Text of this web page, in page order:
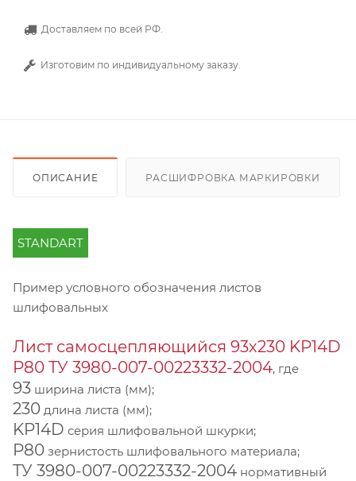
Доставляем по всей РФ.
Изготовим по индивидуальному заказу.
ОПИСАНИЕ РАСШИФРОВКА МАРКИРОВКИ
STANDART
Пример условного обозначения листов
шлифовальных
Лист самосцепляющийся 93х230 KP14D
Р80 ТУ 3980-007-00223332-2004, где
93 ширина листа (мм);
230 длина листа (мм);
KP14D серия шлифовальной шкурки;
Р80 зернистость шлифовального материала;
ТУ 3980-007-00223332-2004 нормативный